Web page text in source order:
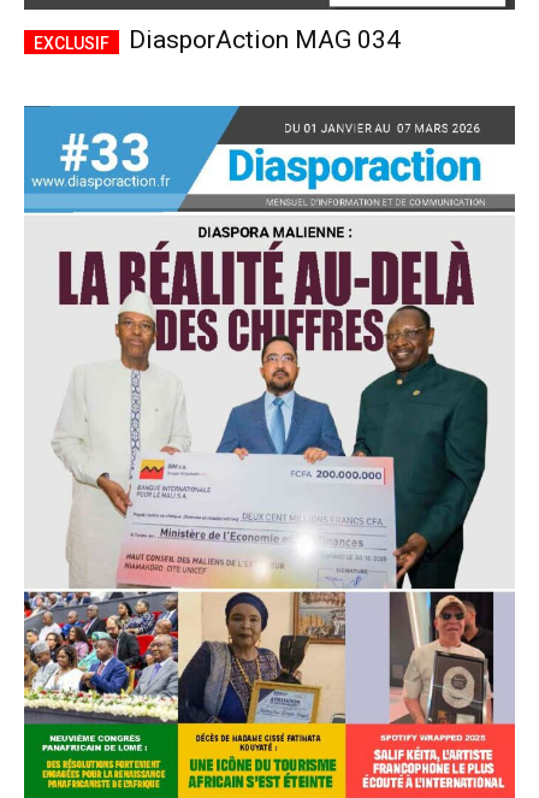
DiasporAction MAG 034